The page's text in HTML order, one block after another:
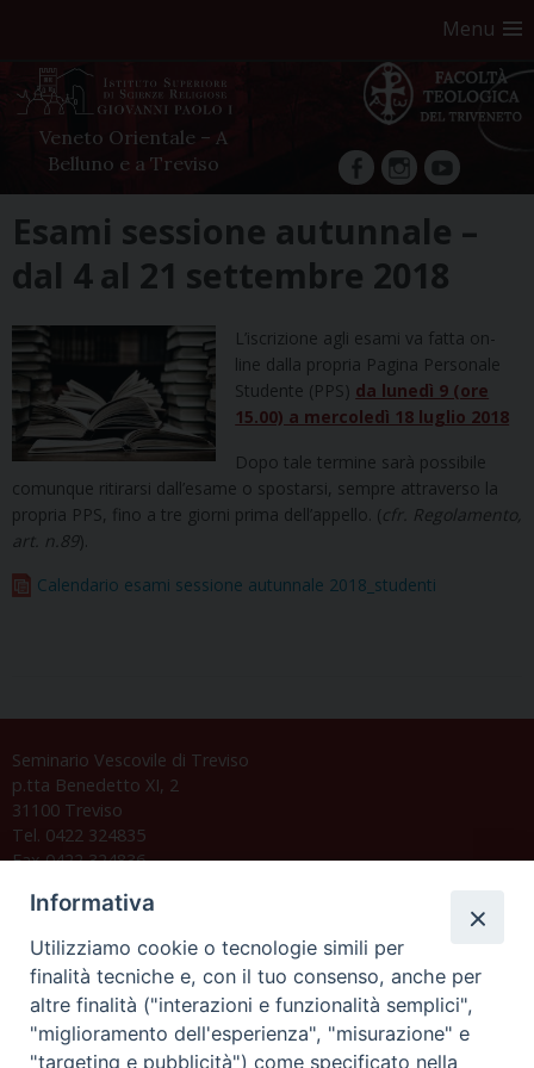
Menu
Veneto Orientale – A
Belluno e a Treviso
facebookInstagram
YouTube
content
Esami sessione autunnale –
dal 4 al 21 settembre 2018
L’iscrizione agli esami va fatta on-
line dalla propria Pagina Personale
Studente (PPS) da lunedì 9 (ore
15.00) a mercoledì 18 luglio 2018
Dopo tale termine sarà possibile
comunque ritirarsi dall’esame o spostarsi, sempre attraverso la
propria PPS, fino a tre giorni prima dell’appello. (cfr. Regolamento,
art. n.89).
Calendario esami sessione autunnale 2018_studenti
Seminario Vescovile di Treviso
p.tta Benedetto XI, 2
31100 Treviso
Tel. 0422 324835
Fax 0422 324836
C.F. 94004060268
Orario di segreteria
Informativa
Utilizziamo cookie o tecnologie simili per
finalità tecniche e, con il tuo consenso, anche per
altre finalità ("interazioni e funzionalità semplici",
"miglioramento dell'esperienza", "misurazione" e
"targeting e pubblicità") come specificato nella